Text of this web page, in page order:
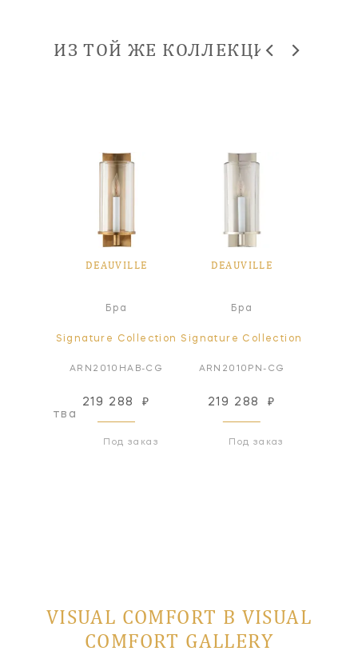
ИЗ ТОЙ ЖЕ КОЛЛЕКЦИИ
DEAUVILLE
Бра
Signature Collection
ARN2010HAB-CG
219 288 ₽
Под заказ
DEAUVILLE
Бра
Signature Collection
ARN2010PN-CG
219 288 ₽
Под заказ
VISUAL COMFORT В VISUAL
COMFORT GALLERY